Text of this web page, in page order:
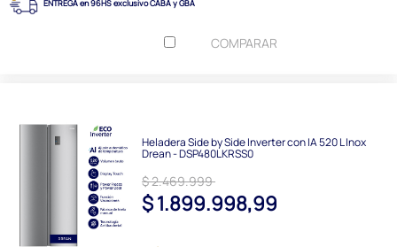
ENTREGA en 96HS exclusivo CABA y GBA
COMPARAR
Heladera Side by Side Inverter con IA 520 L Inox
Drean - DSP480LKRSS0
$ 2.469.999
$ 1.899.998,99